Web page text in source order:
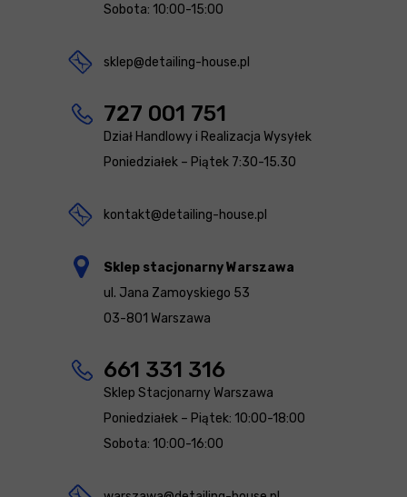
Sobota: 10:00-15:00
sklep@detailing-house.pl
727 001 751
Dział Handlowy i Realizacja Wysyłek
Poniedziałek – Piątek 7:30-15.30
kontakt@detailing-house.pl
Sklep stacjonarny Warszawa
ul. Jana Zamoyskiego 53
03-801 Warszawa
661 331 316
Sklep Stacjonarny Warszawa
Poniedziałek – Piątek: 10:00-18:00
Sobota: 10:00-16:00